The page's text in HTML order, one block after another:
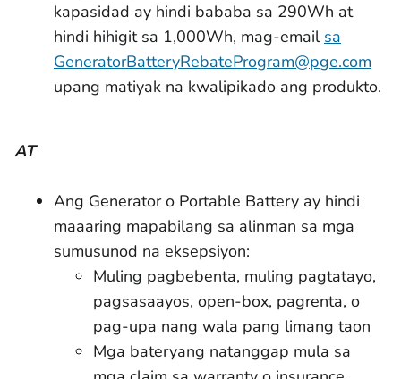
kapasidad ay hindi bababa sa 290Wh at
hindi hihigit sa 1,000Wh, mag-email sa
GeneratorBatteryRebateProgram@pge.com
upang matiyak na kwalipikado ang produkto.
AT
Ang Generator o Portable Battery ay hindi
maaaring mapabilang sa alinman sa mga
sumusunod na eksepsiyon:
Muling pagbebenta, muling pagtatayo,
pagsasaayos, open-box, pagrenta, o
pag-upa nang wala pang limang taon
Mga bateryang natanggap mula sa